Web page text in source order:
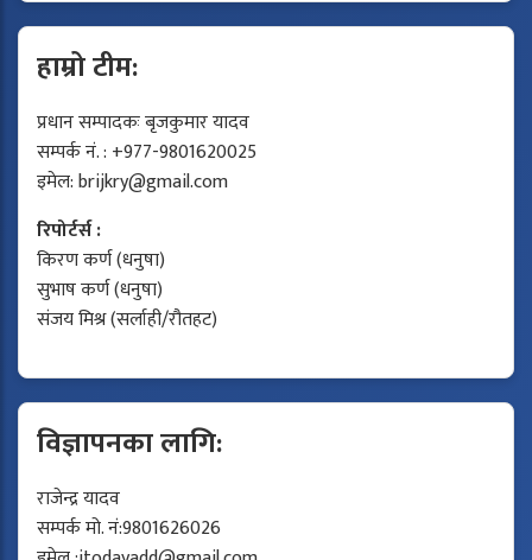
हाम्रो टीम:
प्रधान सम्पादकः बृजकुमार यादव
सम्पर्क नं. : +977-9801620025
इमेल:brijkry@gmail.com
रिपोर्टर्स :
किरण कर्ण (धनुषा)
सुभाष कर्ण (धनुषा)
संजय मिश्र (सर्लाही/रौतहट)
विज्ञापनका लागि:
राजेन्द्र यादव
सम्पर्क मो. नं:9801626026